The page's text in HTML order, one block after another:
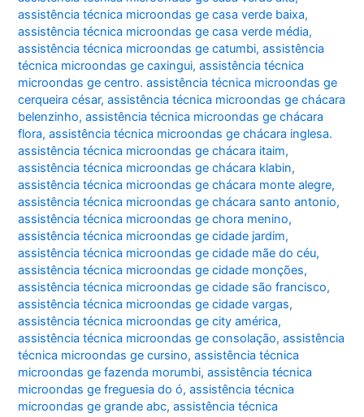
assistência técnica microondas ge casa verde baixa,
assistência técnica microondas ge casa verde média,
assistência técnica microondas ge catumbi,assistência
técnica microondas ge caxingui,assistência técnica
microondas ge centro. assistência técnica microondas ge
cerqueira césar,assistência técnica microondas ge chácara
belenzinho,assistência técnica microondas ge chácara
flora,assistência técnica microondas ge chácara inglesa.
assistência técnica microondas ge chácara itaim,
assistência técnica microondas ge chácara klabin,
assistência técnica microondas ge chácara monte alegre,
assistência técnica microondas ge chácara santo antonio,
assistência técnica microondas ge chora menino,
assistência técnica microondas ge cidade jardim,
assistência técnica microondas ge cidade mãe do céu,
assistência técnica microondas ge cidade monções,
assistência técnica microondas ge cidade são francisco,
assistência técnica microondas ge cidade vargas,
assistência técnica microondas ge city américa,
assistência técnica microondas ge consolação,assistência
técnica microondas ge cursino,assistência técnica
microondas ge fazenda morumbi,assistência técnica
microondas ge freguesia do ó,assistência técnica
microondas ge grande abc,assistência técnica